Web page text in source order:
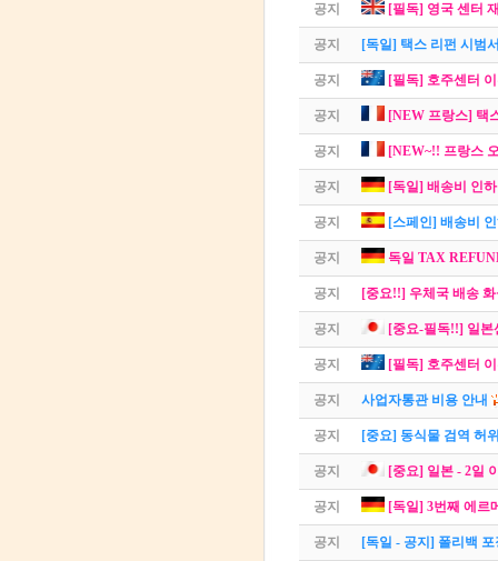
공지 [필독] 영국 센터
공지 [독일] 택스 리펀 시범
공지 [필독] 호주센터
공지 [NEW 프랑스] 택
공지 [NEW~!! 프랑스
공지 [독일] 배송비 인
공지 [스페인] 배송비
공지 독일 TAX
공지 [중요!!] 우체국 배송
공지 [중요-필독!!] 일본
공지 [필독] 호주센터
공지 사업자통관 비용 안내
공지 [중요] 동식물 검역 허
공지 [중요] 일본 - 2일
공지 [독일] 3번째 에르
공지 [독일 - 공지] 폴리백